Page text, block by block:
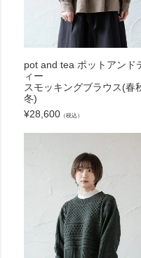
pot and tea ポットアンド
ィー
スモッキングブラウス(春
冬)
¥28,600（税込）